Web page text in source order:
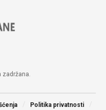
zadržana.
Politika privatnosti